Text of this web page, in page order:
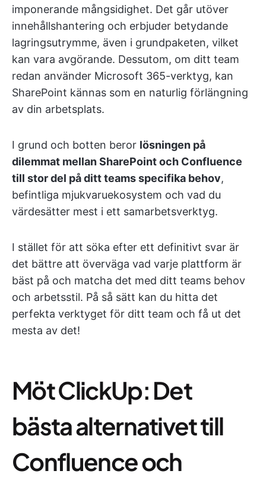
imponerande mångsidighet. Det går utöver
innehållshantering och erbjuder betydande
lagringsutrymme, även i grundpaketen, vilket
kan vara avgörande. Dessutom, om ditt team
redan använder Microsoft 365-verktyg, kan
SharePoint kännas som en naturlig förlängning
av din arbetsplats.
I grund och botten beror lösningen på
dilemmat mellan SharePoint och Confluence
till stor del på ditt teams specifika behov,
befintliga mjukvaruekosystem och vad du
värdesätter mest i ett samarbetsverktyg.
I stället för att söka efter ett definitivt svar är
det bättre att överväga vad varje plattform är
bäst på och matcha det med ditt teams behov
och arbetsstil. På så sätt kan du hitta det
perfekta verktyget för ditt team och få ut det
mesta av det!
Möt ClickUp: Det
bästa alternativet till
Confluence och